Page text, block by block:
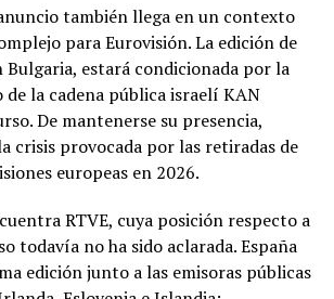
también llega en un contexto
para Eurovisión. La edición de
Bulgaria, estará condicionada por la
la cadena pública israelí KAN
De mantenerse su presencia,
crisis provocada por las retiradas de
europeas en 2026.
RTVE, cuya posición respecto a
todavía no ha sido aclarada. España
edición junto a las emisoras públicas